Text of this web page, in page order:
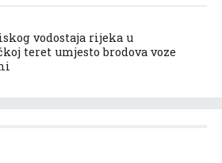
vodostaja rijeka u
teret umjesto brodova voze